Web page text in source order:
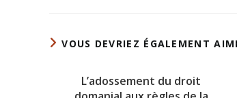
VOUS DEVRIEZ ÉGALEMENT
L’adossement du droit